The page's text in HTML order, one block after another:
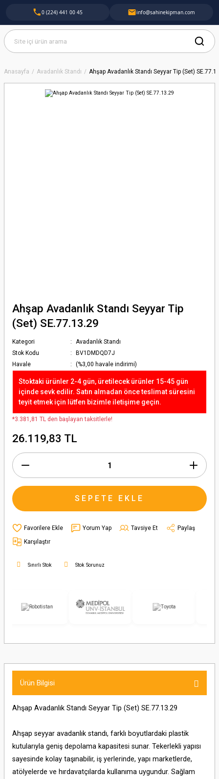
Anasayfa Avadanlık Standı Ahşap Avadanlık Standı Seyyar Tip (Set)
Ahşap Avadanlık Standı Seyyar Tip
(Set) SE.77.13.29
Kategori
Avadanlık Standı
Stok Kodu
BV1DMDQD7J
Havale
(%3,00 havale indirimi)
Stoktaki ürünler 2-4 gün, üretilecek ürünler 15-45 gün
içinde sevk edilir. Satın almadan önce teslimat süresini
teyit etmek için lütfen bizimle iletişime geçin.
*3.381,81 TL den başlayan taksitlerle!
26.119,83 TL
SEPETE EKLE
Yorum Yap Tavsiye Et
Paylaş
Karşılaştır
Sınırlı Stok Stok Sorunuz
Ürün Bilgisi
Ahşap Avadanlık Standı Seyyar Tip (Set) SE.77.13.29
Ahşap seyyar avadanlık standı, farklı boyutlardaki plastik
kutularıyla geniş depolama kapasitesi sunar. Tekerlekli yapısı
sayesinde kolay taşınabilir, iş yerlerinde, yapı marketlerde,
atölyelerde ve hırdavatçılarda kullanıma uygundur. Sağlam
0 (224) 441 00 45 info@sahinekipman.com